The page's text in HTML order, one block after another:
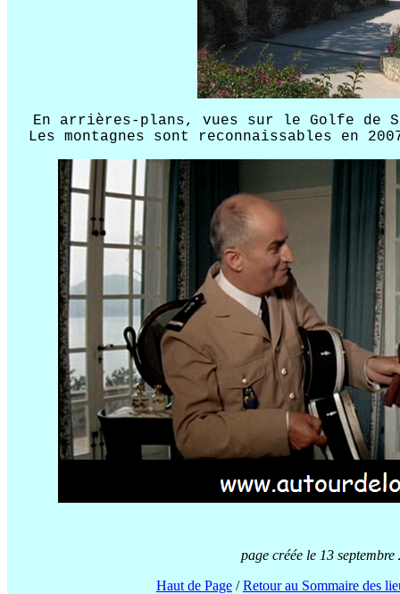
En arrières-plans, vues sur le Golfe de
Les montagnes sont reconnaissables en
page créée le 13
Haut de Page /Retour au Sommaire des